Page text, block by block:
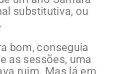
substitutiva, ou
bom, conseguia
as sessões, uma
ruim. Mas lá em